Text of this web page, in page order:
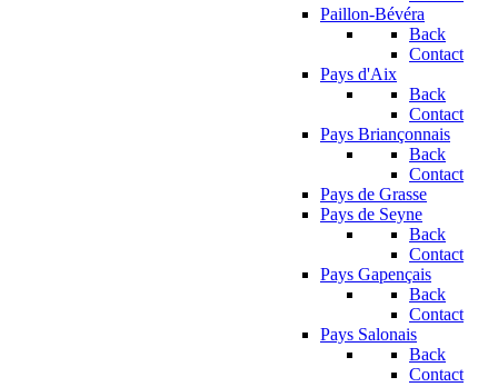
Paillon-Bévéra
Back
Contact
Pays d'Aix
Back
Contact
Pays Briançonnais
Back
Contact
Pays de Grasse
Pays de Seyne
Back
Contact
Pays Gapençais
Back
Contact
Pays Salonais
Back
Contact